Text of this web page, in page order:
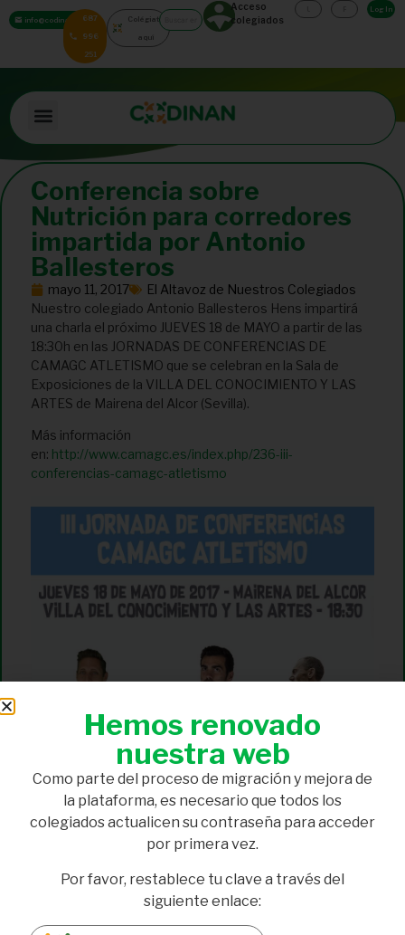
info@codinan.org687
996
251
Colégiate
aquí
Acceso
colegiados
Log In
Conferencia sobre
Nutrición para corredores
impartida por Antonio
Ballesteros
mayo 11, 2017
El Altavoz de Nuestros Colegiados
Nuestro colegiado Antonio Ballesteros Hens impartirá
una charla el próximo JUEVES 18 de MAYO a partir de las
18:30h en las JORNADAS DE CONFERENCIAS DE
CAMAGC ATLETISMO que se celebran en la Sala de
Exposiciones de la VILLA DEL CONOCIMIENTO Y LAS
ARTES de Mairena del Alcor (Sevilla).
Más información
en: http://www.camagc.es/index.php/236-iii-
conferencias-camagc-atletismo
Hemos renovado
nuestra web
Como parte del proceso de migración y mejora de
la plataforma, es necesario que todos los
colegiados actualicen su contraseña para acceder
por primera vez.
Por favor, restablece tu clave a través del
siguiente enlace: